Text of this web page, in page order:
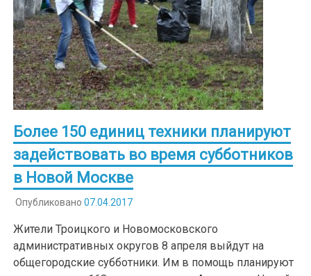
Более 150 единиц техники планируют
задействовать во время субботников
в Новой Москве
Опубликовано 07.04.2017
Жители Троицкого и Новомосковского
административных округов 8 апреля выйдут на
общегородские субботники. Им в помощь планируют